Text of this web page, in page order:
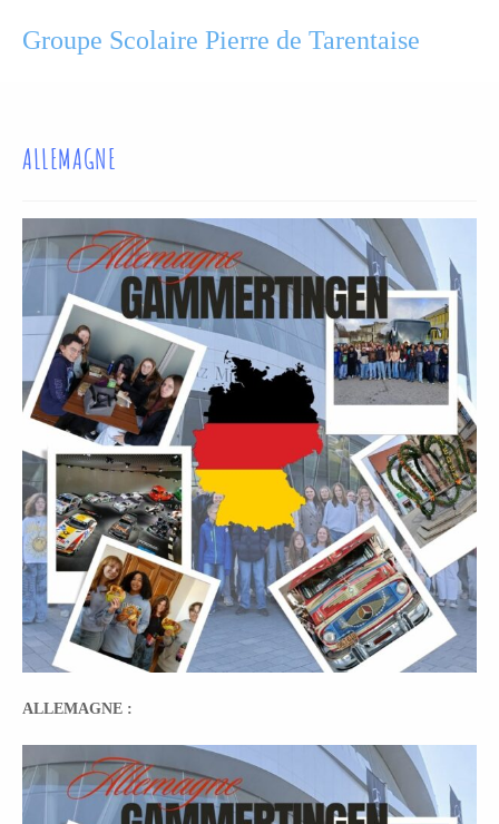
Groupe Scolaire Pierre de Tarentaise
ALLEMAGNE
ALLEMAGNE :